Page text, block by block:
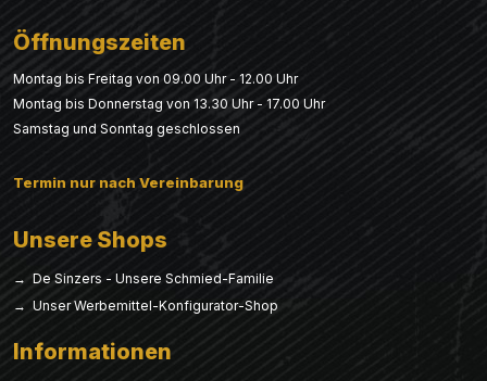
Öffnungszeiten
Montag bis Freitag von 09.00 Uhr - 12.00 Uhr
Montag bis Donnerstag von 13.30 Uhr - 17.00 Uhr
Samstag und Sonntag geschlossen
Termin nur nach Vereinbarung
Unsere Shops
→ De Sinzers - Unsere Schmied-Familie
→ Unser Werbemittel-Konfigurator-Shop
Informationen